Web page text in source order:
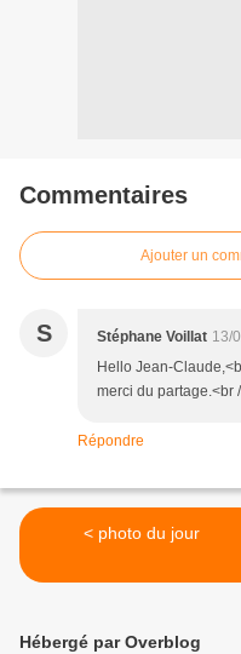
Commentaires
Ajouter un
S Stéphane Voillat 13/
Hello Jean-
merci du partage.<br
Répondre
< photo du jour
Hébergé par Overblog